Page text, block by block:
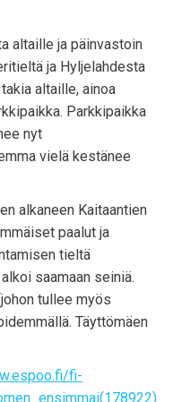
altaille ja päinvastoin
ja Hyljelahdesta
altaille, ainoa
Parkkipaikka
nyt
vielä kestänee
alkaneen Kaitaantien
paalut ja
tieltä
saamaan seiniä.
tullee myös
Täyttömäen
fi-